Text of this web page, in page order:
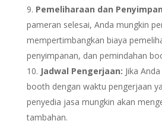
Pemeliharaan dan
pameran selesai, Anda mungkin
mempertimbangkan biaya
penyimpanan, dan pemindahan
Jadwal Pengerjaan: Jika
booth dengan waktu pengerjaan
penyedia jasa mungkin akan
tambahan.